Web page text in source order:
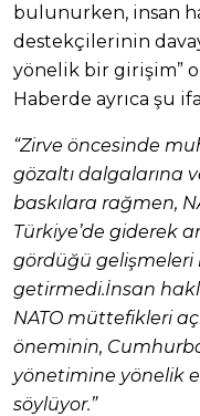
bulunurken, insan
destekçilerinin
yönelik bir girişim”
Haberde ayrıca şu
“Zirve öncesinde
gözaltı dalgalarına
baskılara rağmen,
Türkiye’de giderek
gördüğü
getirmedi.İnsan
NATO müttefikleri
öneminin,
yönetimine yönelik
söylüyor.”